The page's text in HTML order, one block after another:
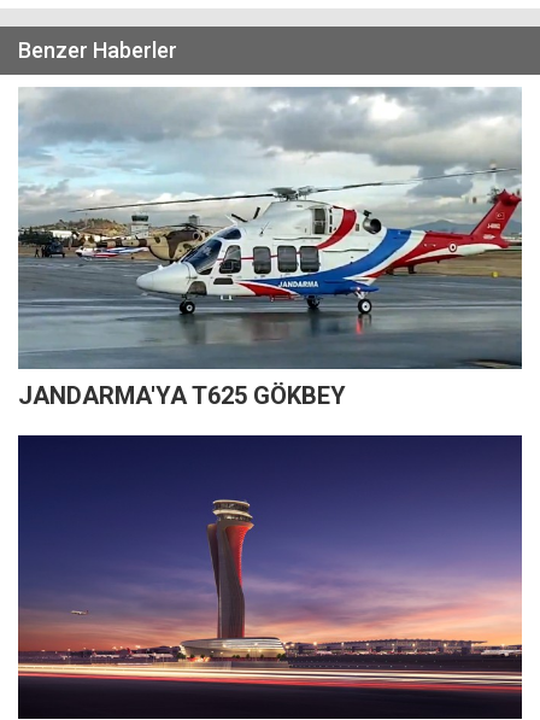
Benzer Haberler
JANDARMA'YA T625 GÖKBEY